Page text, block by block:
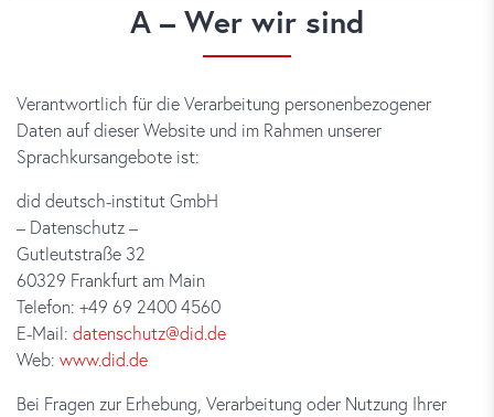
A – Wer wir sind
Verantwortlich für die Verarbeitung personenbezogener
Daten auf dieser Website und im Rahmen unserer
Sprachkursangebote ist:
did deutsch-institut GmbH
– Datenschutz –
Gutleutstraße 32
60329 Frankfurt am Main
Telefon: +49 69 2400 4560
E-Mail: datenschutz@did.de
Web: www.did.de
Bei Fragen zur Erhebung, Verarbeitung oder Nutzung Ihrer